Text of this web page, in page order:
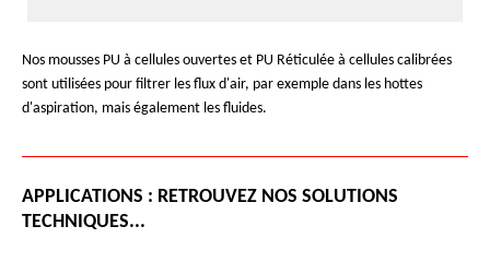
Nos mousses PU à cellules ouvertes et PU Réticulée à cellules calibrées
sont utilisées pour filtrer les flux d'air, par exemple dans les hottes
d'aspiration, mais également les fluides.
APPLICATIONS : RETROUVEZ NOS SOLUTIONS
TECHNIQUES...